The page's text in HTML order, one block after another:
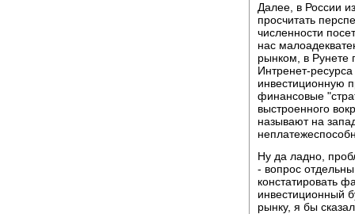
Далее, в России
просчитать
численности
нас
рынком, в Рунете
Интренет-
инвестиционную
финансовые
выстроенного
называют на
Ну да ладно,
- вопрос
констатировать
инвестиционный
рынку, я бы